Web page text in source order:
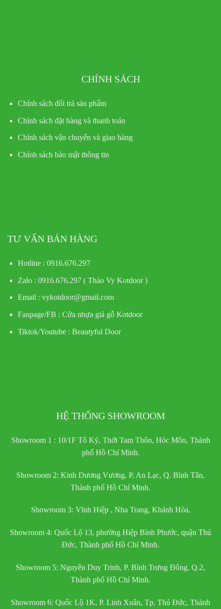
CHÍNH SÁCH
Chính sách đổi trả sản phẩm
Chính sách đặt hàng và thanh toán
Chính sách vận chuyển và giao hàng
Chính sách bảo mật thông tin
TƯ VẤN BÁN HÀNG
Hotline : 0916.676.297
Zalo : 0916.676.297 ( Thảo Vy Kotdoor )
Email : vykotdoor@gmail.com
Fanpage/FB : Cửa nhựa giả gỗ Kotdoor
Tiktok/Youtube : Beautyful Door
HỆ THỐNG SHOWROOM
Showroom 1 : 10/1F Tô Ký, Thới Tam Thôn, Hóc Môn, Thành
phố Hồ Chí Minh.
Showroom 2: Kinh Dương Vương, P. An Lạc, Q. Bình Tân,
Thành phố Hồ Chí Minh.
Showroom 3: Vĩnh Hiệp , Nha Trang, Khánh Hòa.
Showroom 4: Quốc Lộ 13, phường Hiệp Bình Phước, quận Thủ
Đức, Thành phố Hồ Chí Minh.
Showroom 5: Nguyễn Duy Trinh, P. Bình Trưng Đông, Q.2,
Thành phố Hồ Chí Minh.
Showroom 6: Quốc Lộ 1K, P. Linh Xuân, Tp. Thủ Đức, Thành